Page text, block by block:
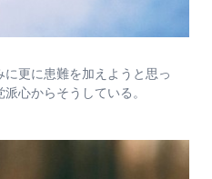
更に患難を加えようと思っ
心からそうしている。